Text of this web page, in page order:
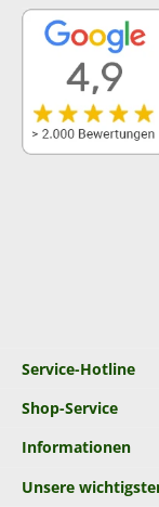
Service-Hotline
Shop-Service
Informationen
Unsere